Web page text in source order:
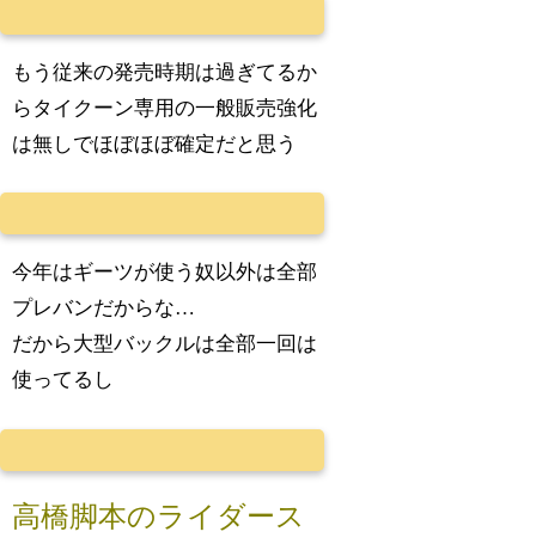
もう従来の発売時期は過ぎてるか
らタイクーン専用の一般販売強化
は無しでほぼほぼ確定だと思う
今年はギーツが使う奴以外は全部
プレバンだからな…
だから大型バックルは全部一回は
使ってるし
高橋脚本のライダース